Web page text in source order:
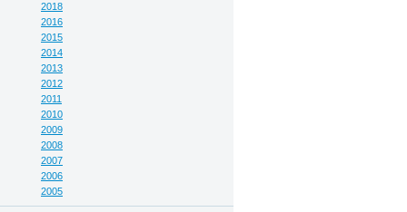
2018
2016
2015
2014
2013
2012
2011
2010
2009
2008
2007
2006
2005